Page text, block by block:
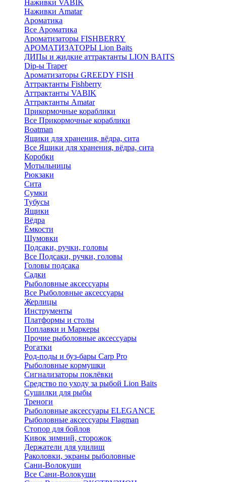
Наживки VABIK
Наживки Amatar
Ароматика
Все Ароматика
Ароматизаторы FISHBERRY
АРОМАТИЗАТОРЫ Lion Baits
ДИПы и жидкие аттрактанты LION BAITS
Dip-ы Traper
Ароматизаторы GREEDY FISH
Аттрактанты Fishberry
Аттрактанты VABIK
Аттрактанты Amatar
Прикормочные кораблики
Все Прикормочные кораблики
Boatman
Ящики для хранения, вёдра, сита
Все Ящики для хранения, вёдра, сита
Коробки
Мотыльницы
Рюкзаки
Сита
Сумки
Тубусы
Ящики
Вёдра
Ёмкости
Шумовки
Подсаки, ручки, головы
Все Подсаки, ручки, головы
Головы подсака
Садки
Рыболовные аксессуары
Все Рыболовные аксессуары
Жерлицы
Инструменты
Платформы и столы
Поплавки и Маркеры
Прочие рыболовные аксессуары
Рогатки
Род-поды и буз-бары Carp Pro
Рыболовные кормушки
Сигнализаторы поклёвки
Средство по уходу за рыбой Lion Baits
Сушилки для рыбы
Треноги
Рыболовные аксессуары ELEGANCE
Рыболовные аксессуары Flagman
Стопор для бойлов
Кивок зимний, сторожок
Держатели для удилищ
Раколовки, экраны рыболовные
Сани-Волокуши
Все Сани-Волокуши